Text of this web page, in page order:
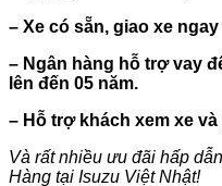
– Xe có sẵn, giao xe ngay
– Ngân hàng hỗ trợ vay
lên đến 05 năm.
– Hỗ trợ khách xem xe
Và rất nhiều ưu đãi hấp
Hàng tại Isuzu Việt Nhật!